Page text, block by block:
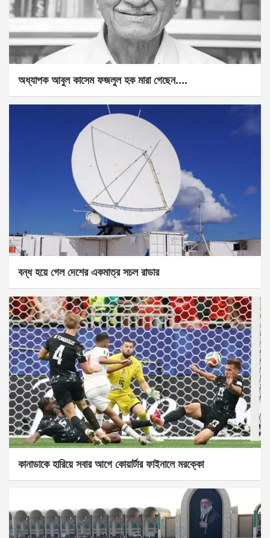
অধ্যাপক আবুল কাসেম ফজলুল হক মারা গেছেন….
বন্ধ হয়ে গেল দেশের একমাত্র সচল রাডার
কানাডাকে হারিয়ে সবার আগে কোয়ার্টার ফাইনালে মরক্কো